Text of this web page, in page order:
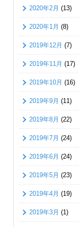
2020年2月 (13)
2020年1月 (8)
2019年12月 (7)
2019年11月 (17)
2019年10月 (16)
2019年9月 (11)
2019年8月 (22)
2019年7月 (24)
2019年6月 (24)
2019年5月 (23)
2019年4月 (19)
2019年3月 (1)